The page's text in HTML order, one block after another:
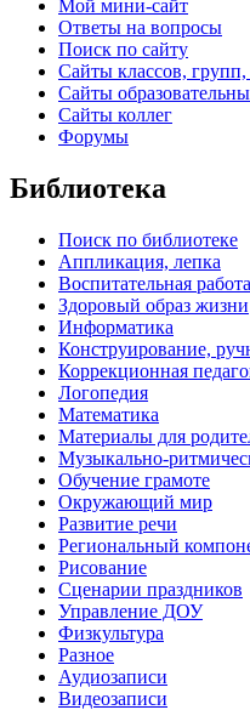
Мой мини-сайт
Ответы на вопросы
Поиск по сайту
Сайты классов,
Сайты
Сайты коллег
Форумы
Библиотека
Поиск по библиотеке
Аппликация, лепка
Воспитательная работа
Здоровый образ жизни
Информатика
Конструирование,
Коррекционная
Логопедия
Математика
Материалы для
Музыкально-
Обучение грамоте
Окружающий мир
Развитие речи
Региональный
Рисование
Сценарии праздников
Управление ДОУ
Физкультура
Разное
Аудиозаписи
Видеозаписи